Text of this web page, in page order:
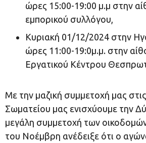
ώρες 15:00-19:00 μ.μ στην
εμπορικού συλλόγου,
Κυριακή 01/12/2024 στην
ώρες 11:00-19:0μ.μ. στην
Εργατικού Κέντρου
Με την μαζική συμμετοχή μας
Σωματείου μας ενισχύουμε την
μεγάλη συμμετοχή των
του Νοέμβρη ανέδειξε ότι ο